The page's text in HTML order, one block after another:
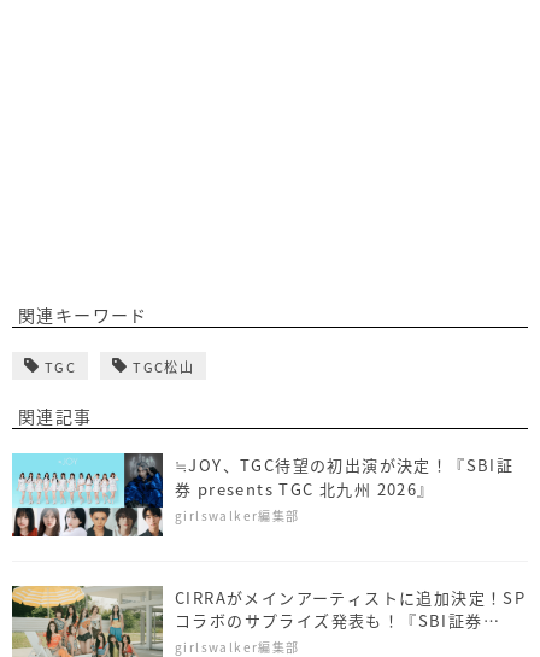
関連キーワード
TGC TGC松山
関連記事
≒JOY、TGC待望の初出演が決定！『SBI証
券 presents TGC 北九州 2026』
girlswalker編集部
CIRRAがメインアーティストに追加決定！SP
コラボのサプライズ発表も！『SBI証券
presents TGC 北九州 2026』
girlswalker編集部